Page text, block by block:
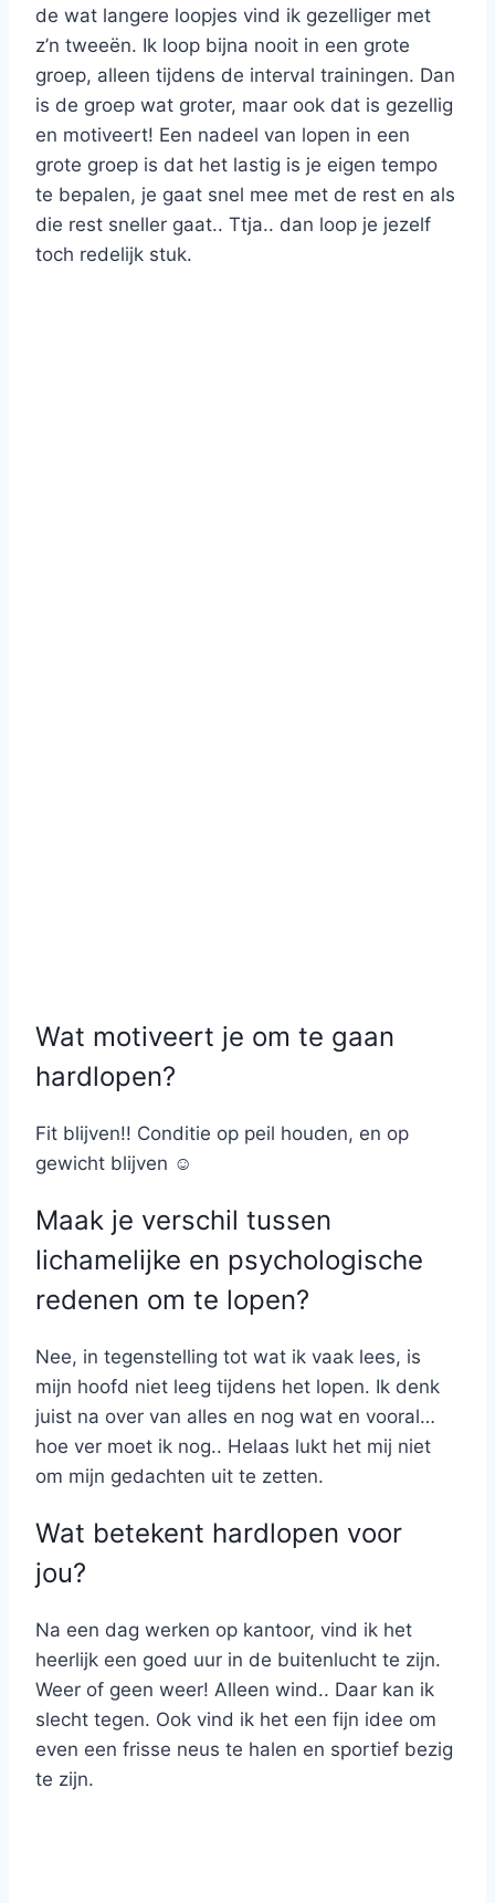
de wat langere loopjes vind ik gezelliger met
z’n tweeën. Ik loop bijna nooit in een grote
groep, alleen tijdens de interval trainingen. Dan
is de groep wat groter, maar ook dat is gezellig
en motiveert! Een nadeel van lopen in een
grote groep is dat het lastig is je eigen tempo
te bepalen, je gaat snel mee met de rest en als
die rest sneller gaat.. Ttja.. dan loop je jezelf
toch redelijk stuk.
Wat motiveert je om te gaan
hardlopen?
Fit blijven!! Conditie op peil houden, en op
gewicht blijven ☺
Maak je verschil tussen
lichamelijke en psychologische
redenen om te lopen?
Nee, in tegenstelling tot wat ik vaak lees, is
mijn hoofd niet leeg tijdens het lopen. Ik denk
juist na over van alles en nog wat en vooral…
hoe ver moet ik nog.. Helaas lukt het mij niet
om mijn gedachten uit te zetten.
Wat betekent hardlopen voor
jou?
Na een dag werken op kantoor, vind ik het
heerlijk een goed uur in de buitenlucht te zijn.
Weer of geen weer! Alleen wind.. Daar kan ik
slecht tegen. Ook vind ik het een fijn idee om
even een frisse neus te halen en sportief bezig
te zijn.